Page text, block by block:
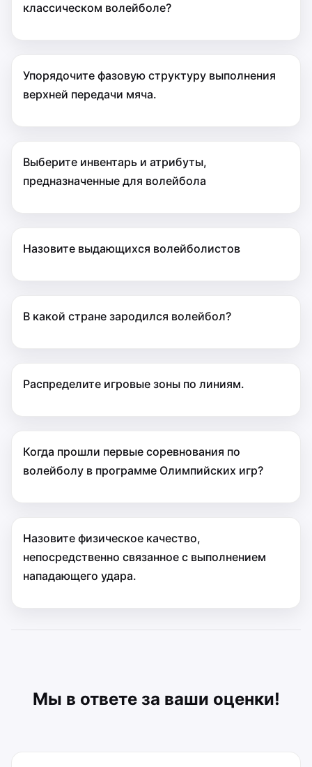
классическом волейболе?
Упорядочите фазовую структуру выполнения
верхней передачи мяча.
Выберите инвентарь и атрибуты,
предназначенные для волейбола
Назовите выдающихся волейболистов
В какой стране зародился волейбол?
Распределите игровые зоны по линиям.
Когда прошли первые соревнования по
волейболу в программе Олимпийских игр?
Назовите физическое качество,
непосредственно связанное с выполнением
нападающего удара.
Мы в ответе за ваши оценки!